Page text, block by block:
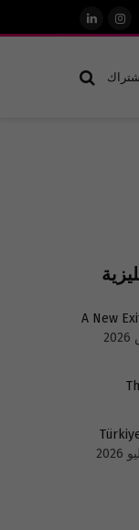
الانستغرام
لينكدإن
A New